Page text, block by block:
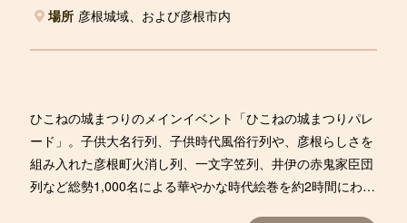
場所 彦根城域、および彦根市内
ひこねの城まつりのメインイベント「ひこねの城まつりパレ
ード」。子供大名行列、子供時代風俗行列や、彦根らしさを
組み入れた彦根町火消し列、一文字笠列、井伊の赤鬼家臣団
列など総勢1,000名による華やかな時代絵巻を約2時間にわた